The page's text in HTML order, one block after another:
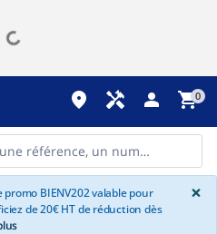
place handyman person shopping_cart0
BIENV202 valable pour
de 20€ HT de réduction dès
×